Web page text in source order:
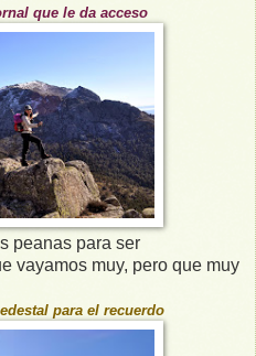
que le da acceso
peanas para ser
vayamos muy, pero que muy
para el recuerdo